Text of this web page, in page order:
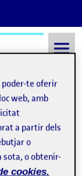
Mellado
poder-te oferir
web, amb
a partir dels
o
sota, o obtenir-
cookies.